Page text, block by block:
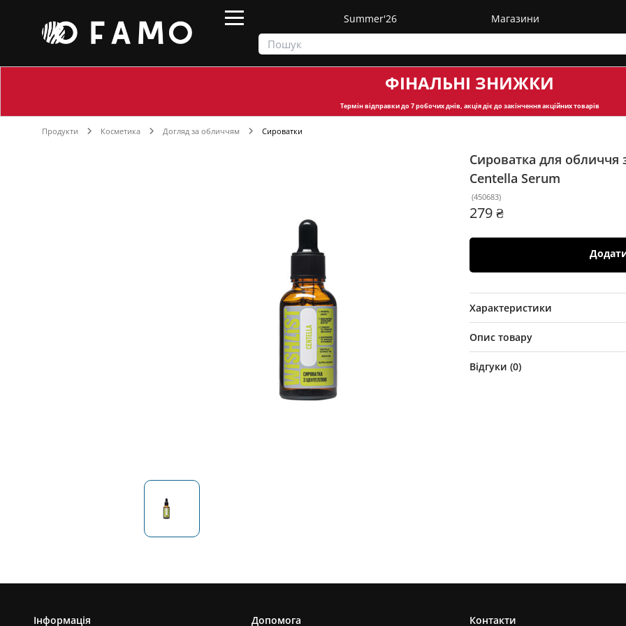
Summer'26 Магазини
ФІНАЛЬНІ ЗНИЖКИ
Термін відправкидо 7 робочих днів, акція діє до закінчення акційних товарів
Продукти Косметика Догляд за обличчям Сироватки
Сироватка для
Centella Serum
(450683)
279 ₴
Характеристики
Опис товару
Відгуки (0)
Інформація Допомога Контакти